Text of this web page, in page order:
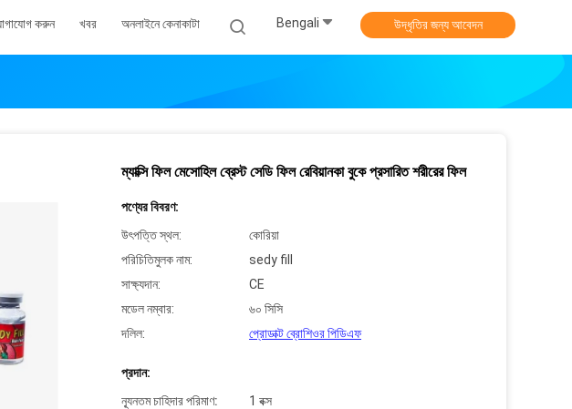
করুন খবর অনলাইনে কেনাকাটা Bengali উদ্ধৃতির জন্য আবেদন
ম্যাক্সি ফিল মেসোহিল ব্রেস্ট সেডি ফিল রেবিয়ানকা বুকে প্রসারিত শরীরের ফিল
পণ্যের বিবরণ:
উৎপত্তি স্থল:
কোরিয়া
পরিচিতিমুলক নাম:
sedy fill
সাক্ষ্যদান:
CE
মডেল নম্বার:
৬০ সিসি
দলিল:
প্রোডাক্ট ব্রোশিওর পিডিএফ
প্রদান:
ন্যূনতম চাহিদার পরিমাণ:
1 বক্স